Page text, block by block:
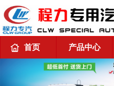
首页 产品中心